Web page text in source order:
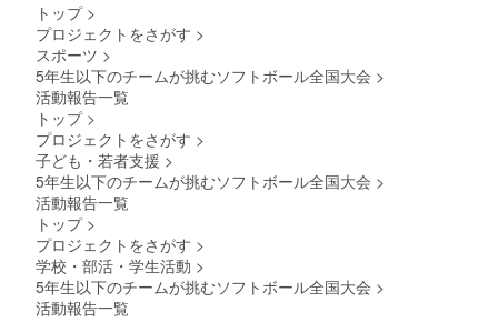
トップ >
プロジェクトをさがす >
スポーツ >
5年生以下のチームが挑むソフトボール全国大会 >
活動報告一覧
トップ >
プロジェクトをさがす >
子ども・若者支援 >
5年生以下のチームが挑むソフトボール全国大会 >
活動報告一覧
トップ >
プロジェクトをさがす >
学校・部活・学生活動 >
5年生以下のチームが挑むソフトボール全国大会 >
活動報告一覧